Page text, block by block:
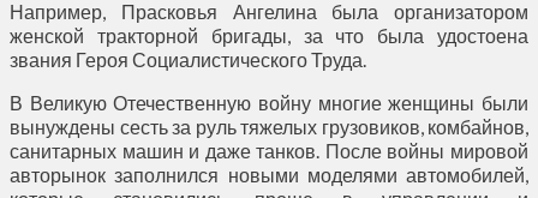
Например, Прасковья Ангелина была организатором
женской тракторной бригады, за что была удостоена
звания Героя Социалистического Труда.
В Великую Отечественную войну многие женщины были
вынуждены сесть за руль тяжелых грузовиков, комбайнов,
санитарных машин и даже танков. После войны мировой
авторынок заполнился новыми моделями автомобилей,